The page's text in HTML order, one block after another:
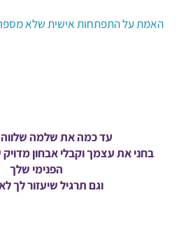
האמת על התפתחות אישית שלא
עד כמה את שלמה
בחני את עצמך וקבלי אבחון
הפנימי שלך
וגם תרגיל שיעזור לך